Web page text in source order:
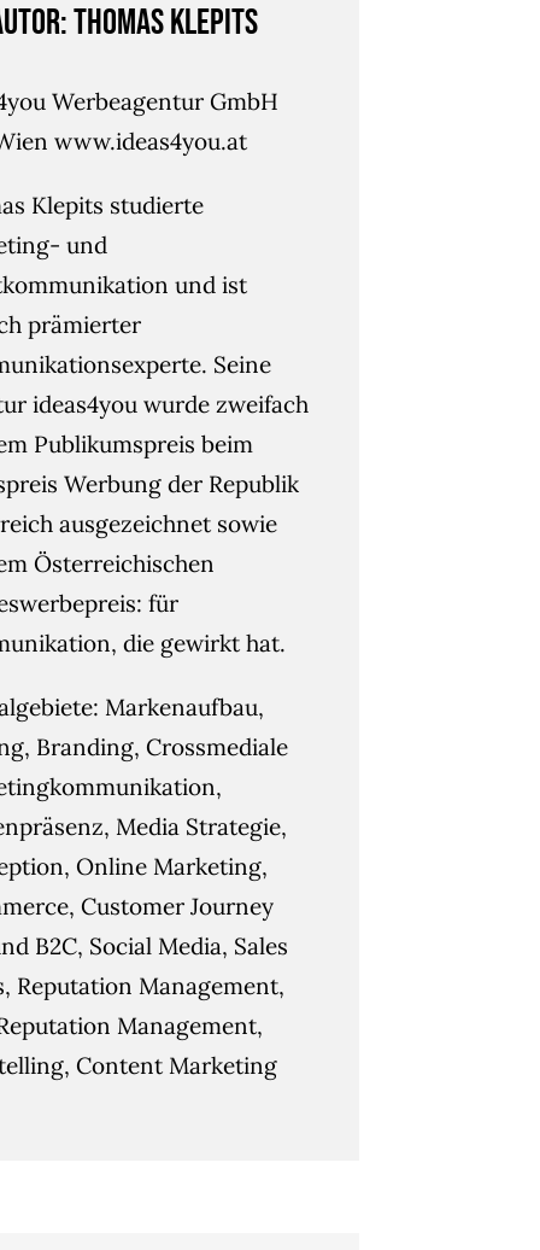
Thomas Klepits
Werbeagentur GmbH
www.ideas4you.at
Klepits studierte
und
und ist
prämierter
Seine
ideas4you wurde zweifach
Publikumspreis beim
Werbung der Republik
ausgezeichnet sowie
Österreichischen
für
die gewirkt hat.
Markenaufbau,
Branding, Crossmediale
Media Strategie,
Online Marketing,
Customer Journey
B2C, Social Media, Sales
Reputation Management,
Management,
Content Marketing